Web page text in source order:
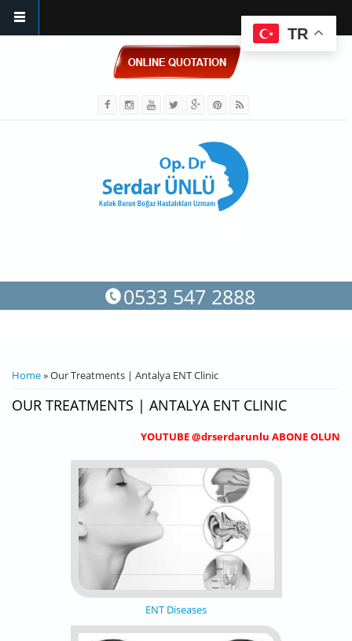
0533 547 2888
YOU ARE HERE
Home» Our Treatments | Antalya ENT Clinic
OUR TREATMENTS | ANTALYA ENT CLINIC
YOUTUBE @drserdarunlu ABONE OLUN
ENT Diseases
TR